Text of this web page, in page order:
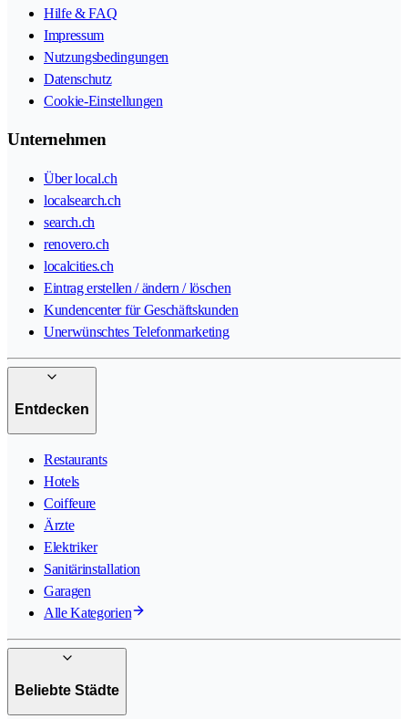
Hilfe & FAQ
Impressum
Nutzungsbedingungen
Datenschutz
Cookie-Einstellungen
Unternehmen
Über local.ch
localsearch.ch
search.ch
renovero.ch
localcities.ch
Eintrag erstellen / ändern / löschen
Kundencenter für Geschäftskunden
Unerwünschtes Telefonmarketing
Entdecken
Restaurants
Hotels
Coiffeure
Ärzte
Elektriker
Sanitärinstallation
Garagen
Alle Kategorien
Beliebte Städte